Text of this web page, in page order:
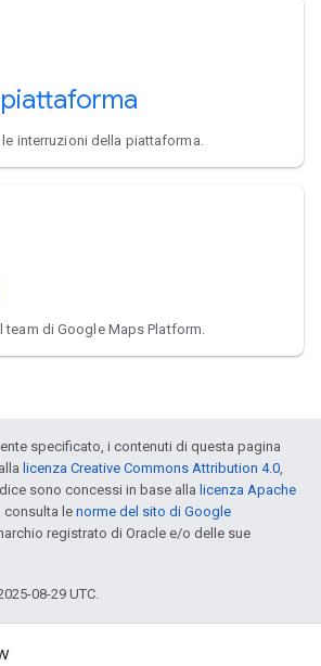
interruzioni della piattaforma.
team di Google Maps Platform.
specificato, i contenuti di questa pagina
licenza Creative Commons Attribution 4.0
sono concessi in base alla licenza Apache
consulta lenorme del sito di Google
registrato di Oracle e/o delle sue
08-29 UTC.